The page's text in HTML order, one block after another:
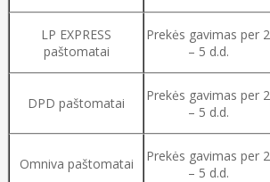
LP EXPRESS
paštomatai
Prekės gavimas per 2
– 5 d.d.
DPD paštomatai
Prekės gavimas per 2
– 5 d.d.
Omniva paštomatai
Prekės gavimas per 2
– 5 d.d.